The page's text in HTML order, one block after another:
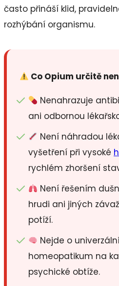
často přináší klid,
rozhýbání organismu.
Co Opium určitě
Nenahrazuje
ani odbornou
Není náhradou
vyšetření při vysoké
rychlém zhoršení
Není řešením
hrudi ani jiných
potíží.
Nejde o
homeopatikum na
psychické obtíže.